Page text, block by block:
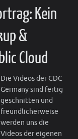
Kein
&
Cloud
Die Videos der CDC
Germany sind fertig
geschnitten und
freundlicherweise
werden uns die
Videos der eigenen